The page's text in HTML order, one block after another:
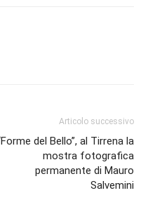
Articolo successivo
del Bello”, al Tirrena la
mostra fotografica
permanente di Mauro
Salvemini